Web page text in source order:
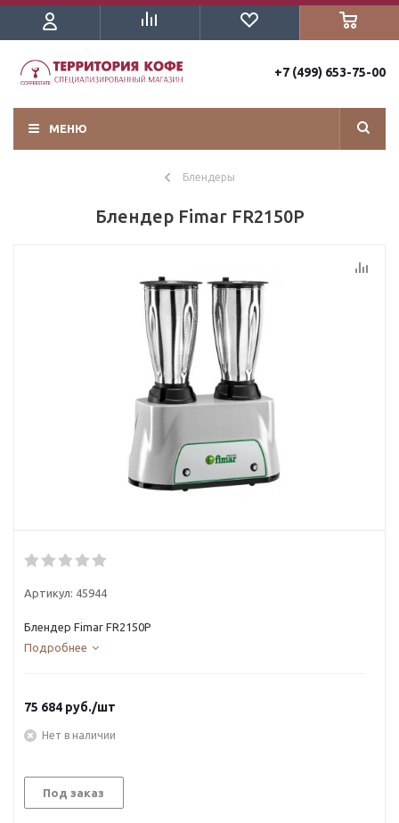
+7 (499) 653-75-00
МЕНЮ
Блендеры
Блендер Fimar FR2150P
Артикул: 45944
Блендер Fimar FR2150P
Подробнее
75 684 руб./шт
Нет в наличии
Под заказ